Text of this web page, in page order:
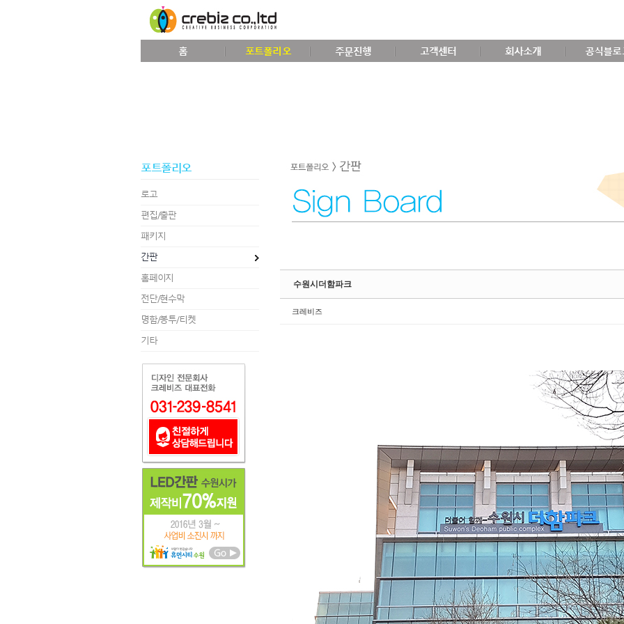
홈 포트폴리오 주문진행 고객센터 회사소개 공식블로
포트폴리오
로고
편집/출판
패키지
간판
홈페이지
전단/현수막
명함/봉투/티켓
기타
수원시더함파크
크레비즈
Sketchbook5, 스케치북5
Sketchbook5, 스케치북5